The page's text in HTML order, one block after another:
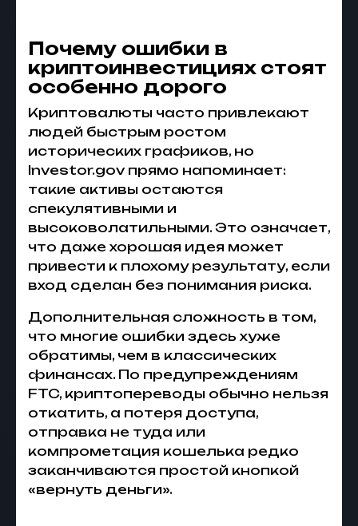
Почему ошибки в
криптоинвестициях стоят
особенно дорого
Криптовалюты часто привлекают
людей быстрым ростом
исторических графиков, но
Investor.gov прямо напоминает:
такие активы остаются
спекулятивными и
высоковолатильными. Это означает,
что даже хорошая идея может
привести к плохому результату, если
вход сделан без понимания риска.
Дополнительная сложность в том,
что многие ошибки здесь хуже
обратимы, чем в классических
финансах. По предупреждениям
FTC, криптопереводы обычно нельзя
откатить, а потеря доступа,
отправка не туда или
компрометация кошелька редко
заканчиваются простой кнопкой
«вернуть деньги».